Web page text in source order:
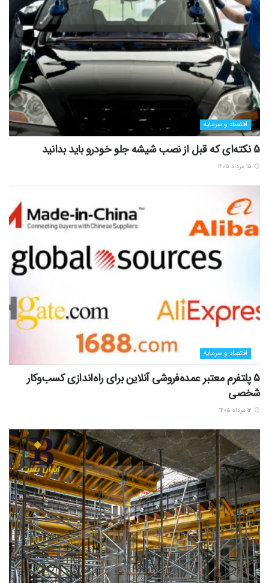
اقتصاد و سرمایه
5 نکته‌ای که قبل از نصب شیشه جلو خودرو باید بدانید
اقتصاد و سرمایه
5 پلتفرم معتبر عمده‌فروشی آنلاین برای راه‌اندازی کسب‌وکار
شخصی